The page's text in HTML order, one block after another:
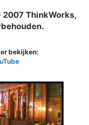
2007 ThinkWorks,
bekijken: